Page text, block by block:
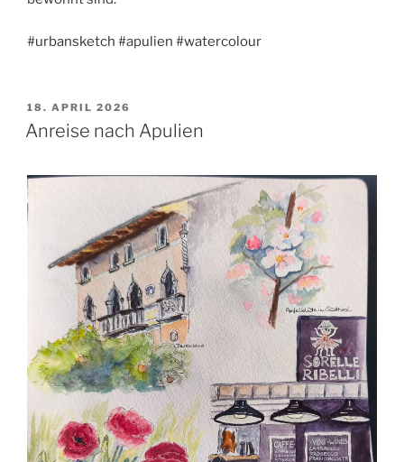
#urbansketch #apulien #watercolour
VERÖFFENTLICHT
AM
18. APRIL 2026
Anreise nach Apulien